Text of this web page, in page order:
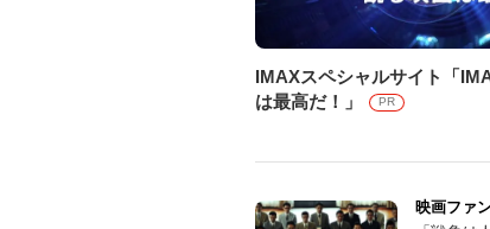
IMAXスペシャルサイト「
は最高だ！」
PR
映画ファ